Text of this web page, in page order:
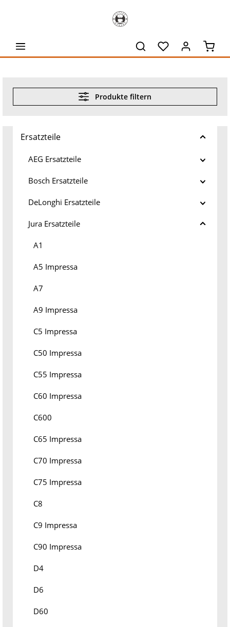
Produkte filtern
Ersatzteile
AEG Ersatzteile
Bosch Ersatzteile
DeLonghi Ersatzteile
Jura Ersatzteile
A1
A5 Impressa
A7
A9 Impressa
C5 Impressa
C50 Impressa
C55 Impressa
C60 Impressa
C600
C65 Impressa
C70 Impressa
C75 Impressa
C8
C9 Impressa
C90 Impressa
D4
D6
D60